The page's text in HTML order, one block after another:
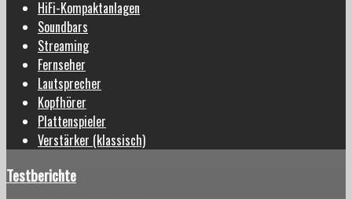
HiFi-Kompaktanlagen
Soundbars
Streaming
Fernseher
Lautsprecher
Kopfhörer
Plattenspieler
Verstärker (klassisch)
Testberichte